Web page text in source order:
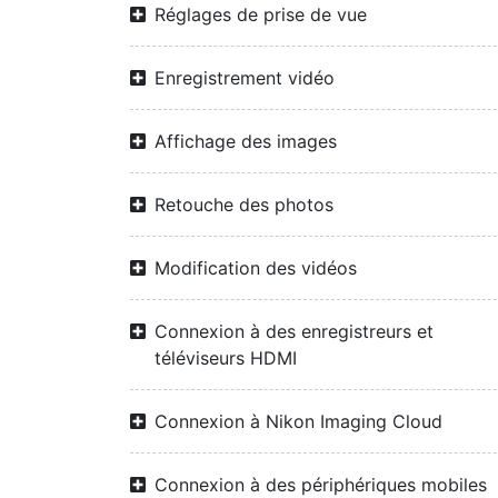
Réglages de prise de vue
Enregistrement vidéo
Affichage des images
Retouche des photos
Modification des vidéos
Connexion à des enregistreurs et
téléviseurs HDMI
Connexion à Nikon Imaging Cloud
Connexion à des périphériques mobiles